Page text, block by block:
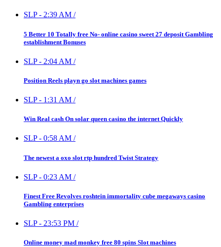
SLP- 2:39 AM /
5 Better 10 Totally free No- online casino sweet 27 deposit Gambling
establishment Bonuses
SLP- 2:04 AM /
Position Reels playn go slot machines games
SLP- 1:31 AM /
Win Real cash On solar queen casino the internet Quickly
SLP- 0:58 AM /
The newest a oxo slot rtp hundred Twist Strategy
SLP- 0:23 AM /
Finest Free Revolves roshtein immortality cube megaways casino
Gambling enterprises
SLP- 23:53 PM /
Online money mad monkey free 80 spins Slot machines